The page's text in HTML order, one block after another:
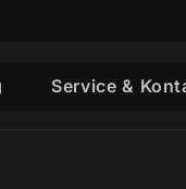
Service &